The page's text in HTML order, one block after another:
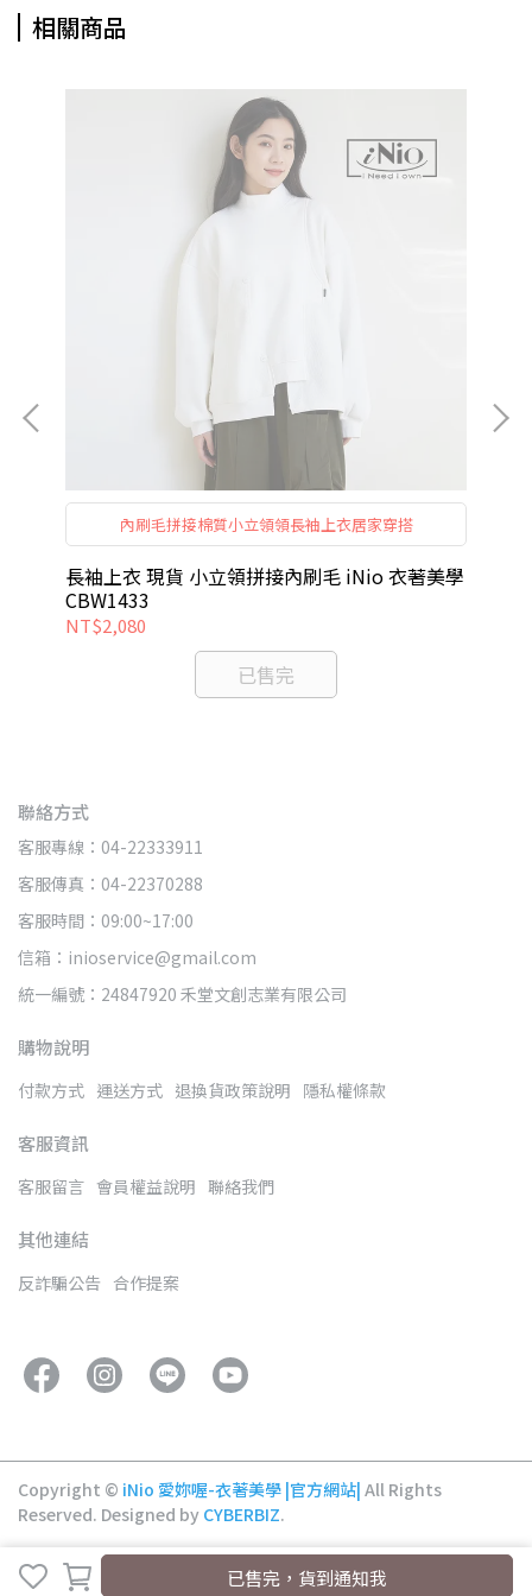
已售完，貨到通知我
相關商品
內刷毛拼接棉質小立領領長袖上衣居家穿搭
長袖上衣 現貨 小立領拼接內刷毛 iNio 衣著美學
CBW1433
NT$2,080
已售完
聯絡方式
客服專線：04-22333911
客服傳真：04-22370288
客服時間：09:00~17:00
信箱：inioservice@gmail.com
統一編號：24847920 禾堂文創志業有限公司
購物說明
付款方式 運送方式 退換貨政策說明 隱私權條款
客服資訊
客服留言 會員權益說明 聯絡我們
其他連結
反詐騙公告 合作提案
Copyright © iNio 愛妳喔-衣著美學 |官方網站| All Rights
Reserved. Designed by CYBERBIZ.